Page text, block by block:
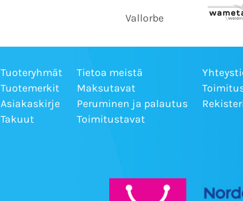
Vallorbe
Tuoteryhmät
Tuotemerkit
Asiakaskirje
Takuut
Tietoa meistä
Maksutavat
Peruminen ja palautus
Toimitustavat